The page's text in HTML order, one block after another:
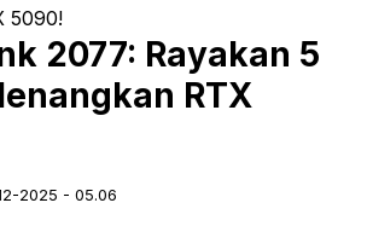
5090!
2077: Rayakan 5
RTX
2025 - 05.06